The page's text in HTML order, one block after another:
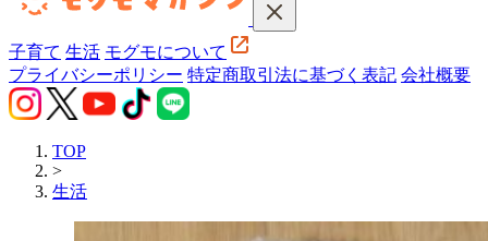
子育て 生活 モグモについて
プライバシーポリシー 特定商取引法に基づく表記 会社概要
TOP
>
生活